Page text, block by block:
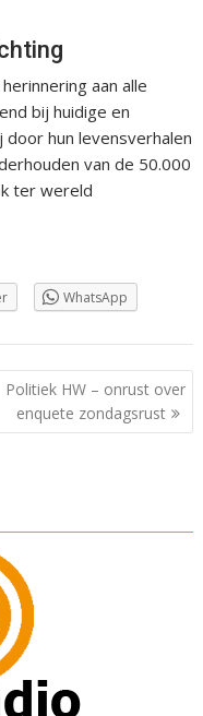
aan alle
bij huidige en
hun levensverhalen
van de 50.000
ter wereld
WhatsApp
Politiek HW – onrust over
enquete zondagsrust